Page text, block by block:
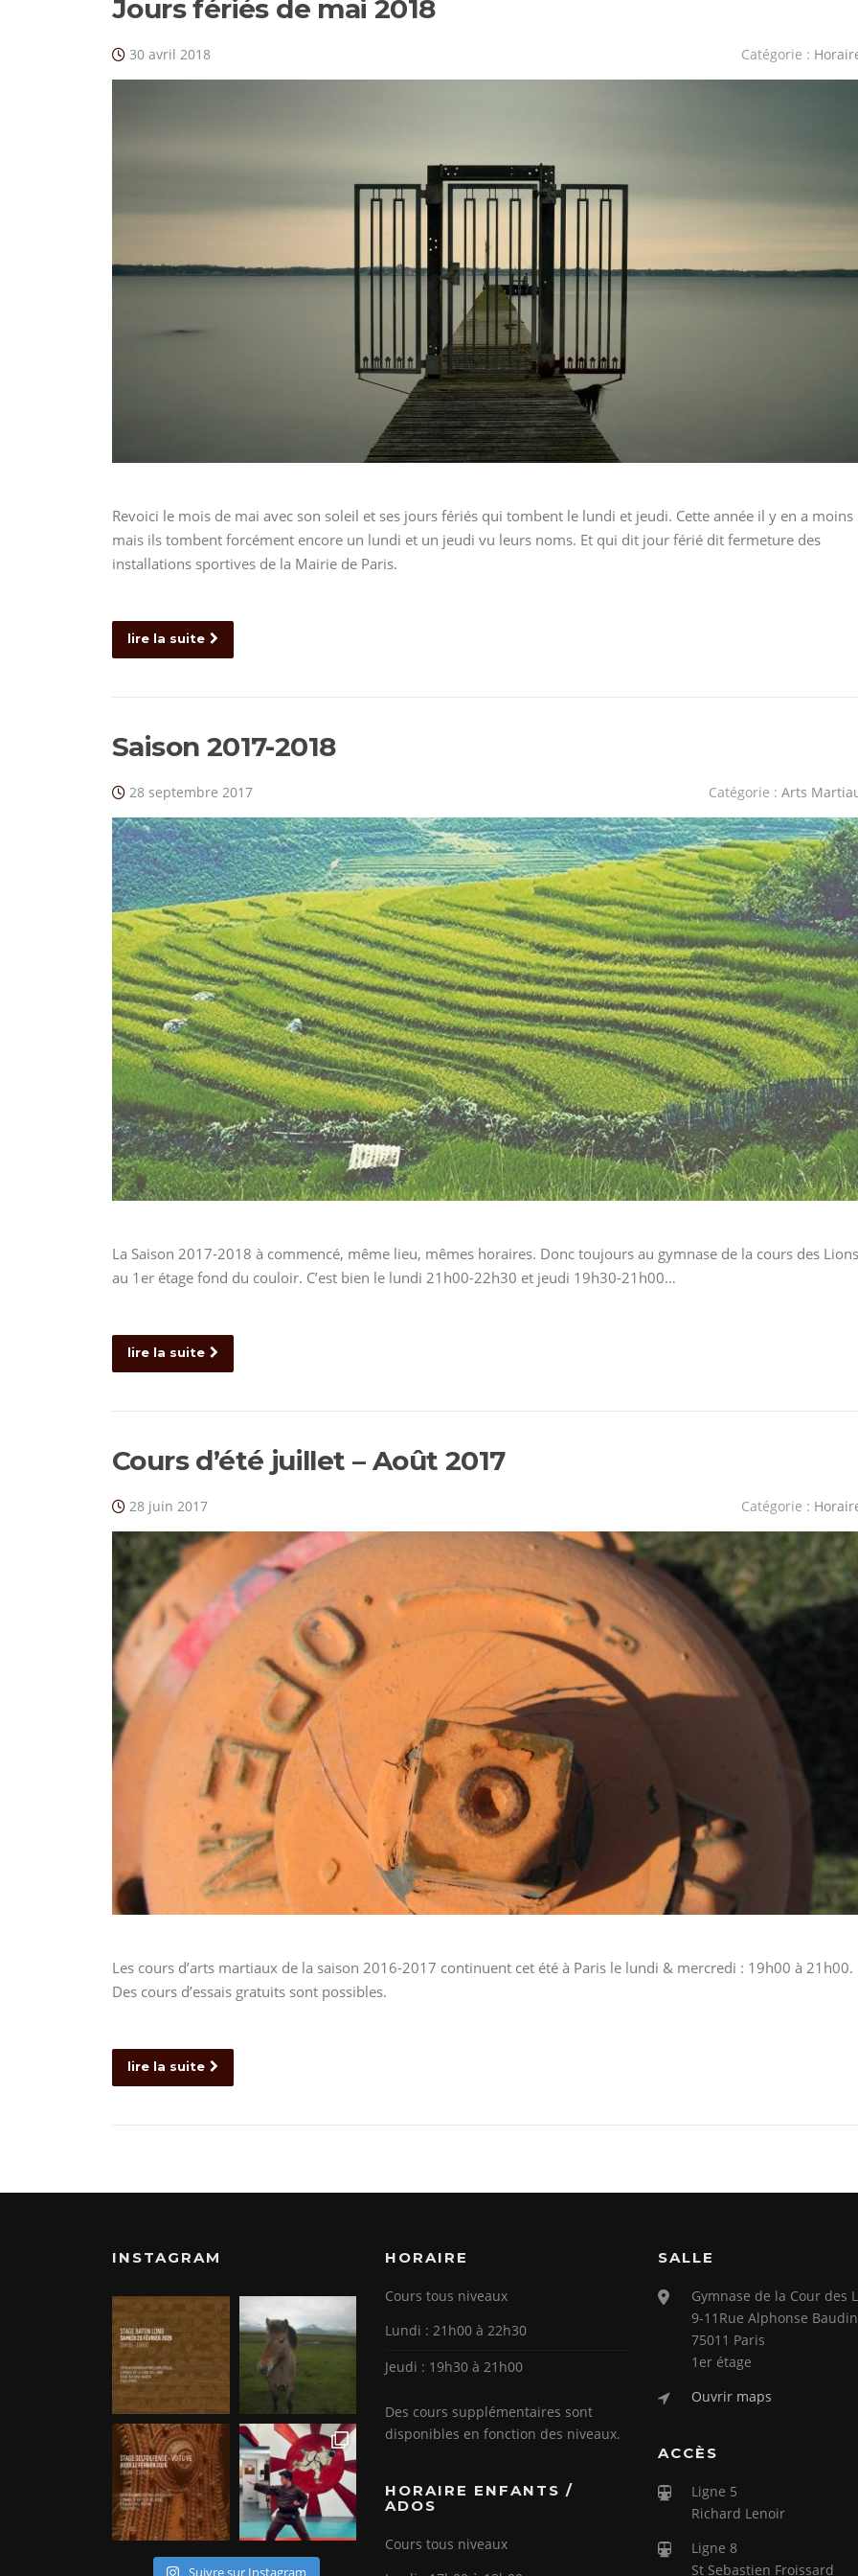
Jours fériés de mai 2018
30 avril 2018 Catégorie :
Revoici le mois de mai avec son soleil et ses jours fériés qui tombent le lundi et jeudi. Cette année il y en a moins
mais ils tombent forcément encore un lundi et un jeudi vu leurs noms. Et qui dit jour férié dit fermeture des
installations sportives de la Mairie de Paris.
lire la suite
Saison 2017-2018
28 septembre 2017 Catégorie : Arts
La Saison 2017-2018 à commencé, même lieu, mêmes horaires. Donc toujours au gymnase de la cours des
au 1er étage fond du couloir. C’est bien le lundi 21h00-22h30 et jeudi 19h30-21h00…
lire la suite
Cours d’été juillet – Août 2017
28 juin 2017 Catégorie :
Les cours d’arts martiaux de la saison 2016-2017 continuent cet été à Paris le lundi & mercredi : 19h00 à 21h00.
Des cours d’essais gratuits sont possibles.
lire la suite
INSTAGRAM
Suivre sur Instagram
HORAIRE
Cours tous niveaux
Lundi : 21h00 à 22h30
Jeudi : 19h30 à 21h00
Des cours supplémentaires sont
disponibles en fonction des niveaux.
HORAIRE ENFANTS /
ADOS
Cours tous niveaux
SALLE
Gymnase de la Cour des
9-11Rue Alphonse Baudin
75011 Paris
1er étage
Ouvrir maps
ACCÈS
Ligne 5
Richard Lenoir
Ligne 8
St Sebastien Froissard